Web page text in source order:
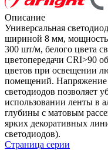
Описание
Универсальная
шириной 8 мм,
300 шт/м, белого цвета
цветопередачи CRI>90
цветов при освещении
помещений. Напряжение
светодиодов позволяет
использовании ленты в
глубины с матовым
ярких декоративных
светодиодов).
Страница серии